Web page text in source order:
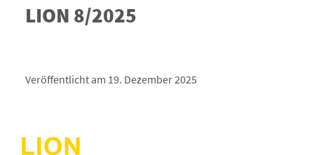
LION 8/2025
Veröffentlicht am 19. Dezember 2025